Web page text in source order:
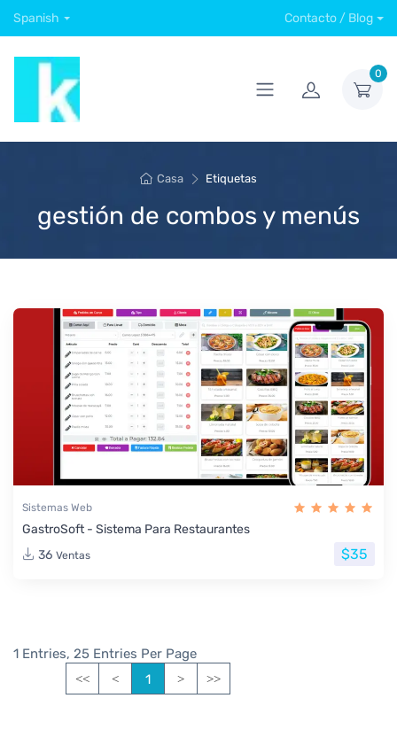
Spanish Contacto / Blog
0
Casa Etiquetas
gestión de combos y menús
Sistemas Web
GastroSoft - Sistema Para Restaurantes
36 Ventas $35
1 Entries, 25 Entries Per Page
<< < 1 > >>